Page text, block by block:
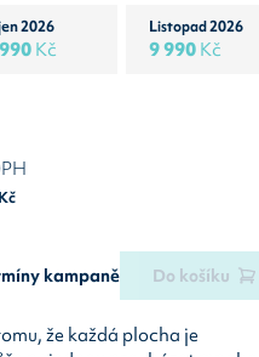
2026
Kč
Listopad 2026
9 990Kč
Kč
kampaně Do košíku
že každá plocha je